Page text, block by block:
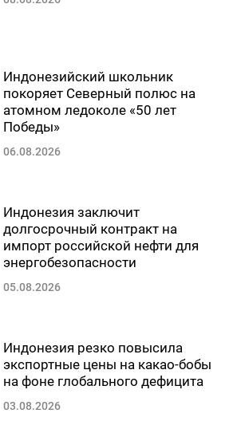
Индонезийский школьник
покоряет Северный полюс на
атомном ледоколе «50 лет
Победы»
06.08.2026
Индонезия заключит
долгосрочный контракт на
импорт российской нефти для
энергобезопасности
05.08.2026
Индонезия резко повысила
экспортные цены на какао-бобы
на фоне глобального дефицита
03.08.2026